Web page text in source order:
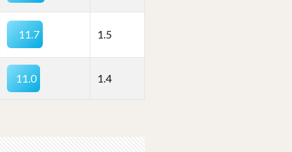
11.7 1.5
11.0 1.4